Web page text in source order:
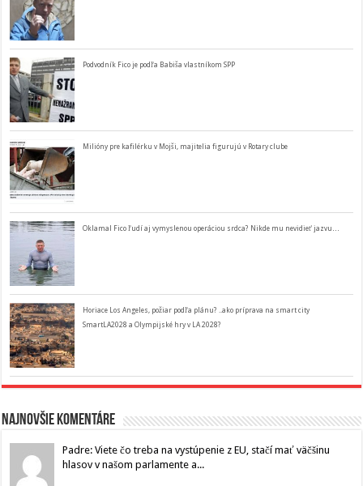
Podvodník Fico je podľa Babiša vlastníkom SPP
Milióny pre kafilérku v Mojši, majitelia figurujú v Rotary clube
Oklamal Fico ľudí aj vymyslenou operáciou srdca? Nikde mu nevidieť jazvu…
Horiace Los Angeles, požiar podľa plánu? ..ako príprava na smart city
SmartLA2028 a Olympijské hry v LA 2028?
Najnovšie komentáre
Padre: Viete čo treba na vystúpenie z EU, stačí mať väčšinu
hlasov v našom parlamente a...